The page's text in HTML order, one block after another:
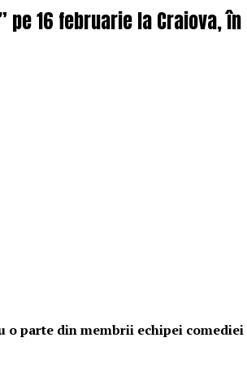
16 februarie la Craiova,
parte din membrii echipei